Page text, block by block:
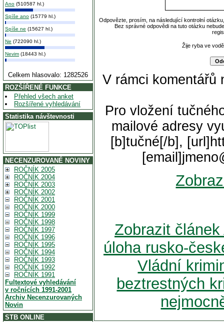
Ano (510587 hl.)
Spíše ano (15779 hl.)
Spíše ne (15627 hl.)
Ne (722090 hl.)
Nevim (18443 hl.)
Celkem hlasovalo: 1282526
ROZŠÍŘENÉ FUNKCE
Přehled všech anket
Rozšířené vyhledávání
Statistika návštevnosti
NECENZUROVANÉ NOVINY
ROČNÍK 2005
ROČNÍK 2004
ROČNÍK 2003
ROČNÍK 2002
ROČNÍK 2001
ROČNÍK 2000
ROČNÍK 1999
ROČNÍK 1998
ROČNÍK 1997
ROČNÍK 1996
ROČNÍK 1995
ROČNÍK 1994
ROČNÍK 1993
ROČNÍK 1992
ROČNÍK 1991
Fultextové vyhledávání
v ročnících 1991-2001
Archiv Necenzurovaných
Novin
STB ONLINE
Odpovězte, prosím, na následující kontrolní
Bez správné odpovědi na tuto otázku
Žije ryba ve
V rámci komentářů
Pro vložení
mailové adresy
[b]tučné[/b],
Zobrazit
úloha rusko-
Vládní
beztrestných